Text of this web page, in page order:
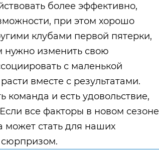
более эффективно,
при этом хорошо
клубами первой пятерки,
нужно изменить свою
с маленькой
вместе с результатами.
команда и есть удовольствие,
все факторы в новом сезоне
может стать для наших